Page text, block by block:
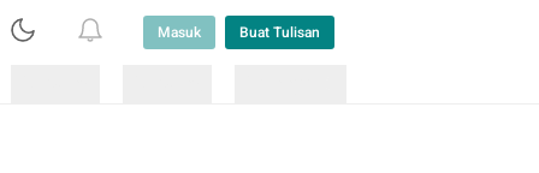
Masuk Buat Tulisan